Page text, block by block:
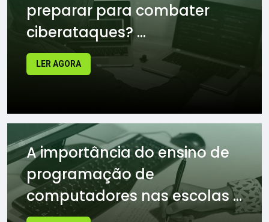
preparar para combater
ciberataques? ...
LER AGORA
A importância do ensino de
programação de
computadores nas escolas ...